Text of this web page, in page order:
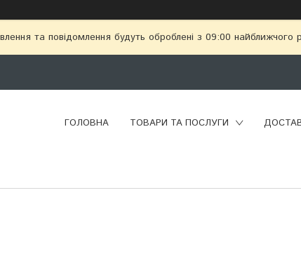
та повідомлення будуть оброблені з 09:00 найближчого
ГОЛОВНА ТОВАРИ ТА ПОСЛУГИ